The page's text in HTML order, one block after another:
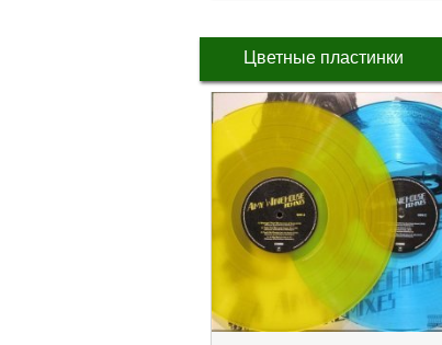
Цветные пластинки